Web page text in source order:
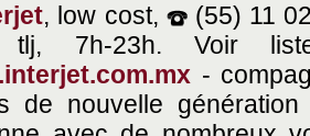
, low cost,
(55) 11
tlj, 7h-23h. Voir
-
de nouvelle